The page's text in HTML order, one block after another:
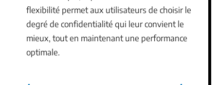
flexibilité permet aux utilisateurs de choisir le
degré de confidentialité qui leur convient le
mieux, tout en maintenant une performance
optimale.